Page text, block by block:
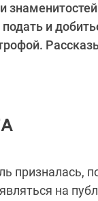
и
призналась,
на